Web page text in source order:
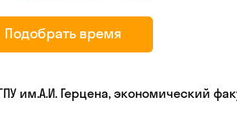
Подобрать время
им.А.И. Герцена, экономический